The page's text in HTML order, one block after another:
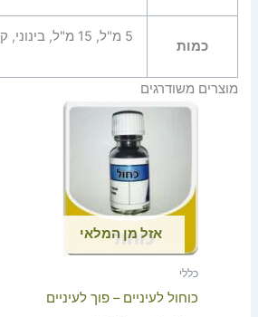
כמות
5 מ"ל, 15 מ"ל, בינוני, קטן
מוצרים משודרגים
אזל מן המלאי
כללי
כוחול לעיניים – פוך לעיניים
טווח